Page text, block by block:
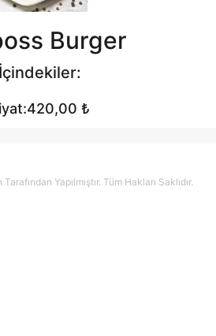
Burger
İçindekiler:
₺
Yapılmıştır. Tüm Hakları Saklıdır.